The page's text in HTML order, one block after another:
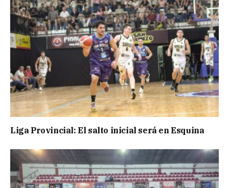
Liga Provincial: El salto inicial será en Esquina